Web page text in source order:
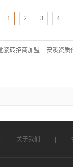
1 2 3 4
瓷砖招商加盟
安溪资质
关于我们